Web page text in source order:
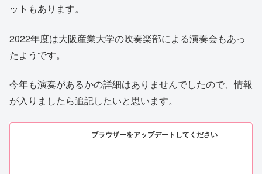
ットもあります。
2022年度は大阪産業大学の吹奏楽部による演奏会もあっ
たようです。
今年も演奏があるかの詳細はありませんでしたので、情報
が入りましたら追記したいと思います。
ブラウザーをアップデートしてください